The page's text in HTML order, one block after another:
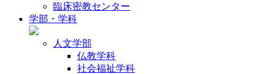
臨床密教センター
学部・学科
人文学部
仏教学科
社会福祉学科